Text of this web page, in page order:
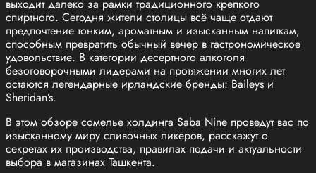
выходит далеко за рамки традиционного крепкого
спиртного. Сегодня жители столицы всё чаще отдают
предпочтение тонким, ароматным и изысканным напиткам,
способным превратить обычный вечер в гастрономическое
удовольствие. В категории десертного алкоголя
безоговорочными лидерами на протяжении многих лет
остаются легендарные ирландские бренды: Baileys и
Sheridan’s.
В этом обзоре сомелье холдинга Saba Nine проведут вас по
изысканному миру сливочных ликеров, расскажут о
секретах их производства, правилах подачи и актуальности
выбора в магазинах Ташкента.